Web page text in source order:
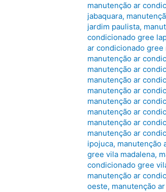
manutenção ar
jabaquara,
jardim paulista,
condicionado gree
ar condicionado
manutenção ar
manutenção ar
manutenção ar
manutenção ar
manutenção ar
manutenção ar
manutenção ar
manutenção ar
ipojuca, manutenção
gree vila madalena,
condicionado gree
manutenção ar
oeste, manutenção